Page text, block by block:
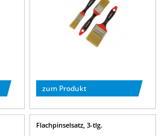
zum Produkt
Flachpinselsatz, 3-tlg.